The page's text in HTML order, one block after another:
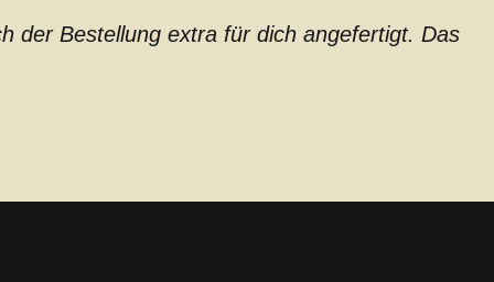
der Bestellung extra für dich angefertigt. Das